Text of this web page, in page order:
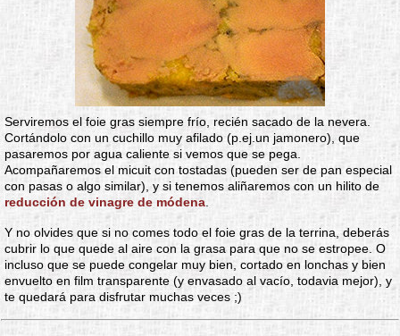
Serviremos el foie gras siempre frío, recién sacado de la nevera.
Cortándolo con un cuchillo muy afilado (p.ej.un jamonero), que
pasaremos por agua caliente si vemos que se pega.
Acompañaremos el micuit con tostadas (pueden ser de pan especial
con pasas o algo similar), y si tenemos aliñaremos con un hilito de
reducción de vinagre de módena
Y no olvides que si no comes todo el foie gras de la terrina, deberás
cubrir lo que quede al aire con la grasa para que no se estropee. O
incluso que se puede congelar muy bien, cortado en lonchas y bien
envuelto en film transparente (y envasado al vacío, todavia mejor), y
te quedará para disfrutar muchas veces ;)